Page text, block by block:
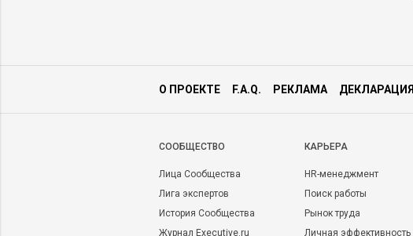
О ПРОЕКТЕ F.A.Q. РЕКЛАМА
CООБЩЕСТВО
Лица Сообщества
Лига экспертов
История Сообщества
Журнал Executive.ru
КАРЬЕРА
HR-менеджмент
Поиск работы
Рынок труда
Личная эффективность